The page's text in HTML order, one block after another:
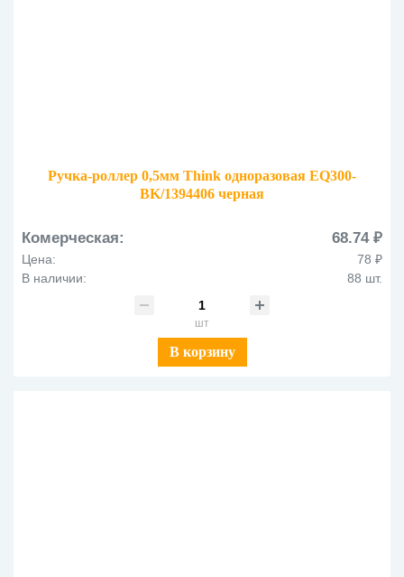
Ручка-роллер 0,5мм Think одноразовая EQ300-
BK/1394406 черная
Комерческая: 68.74 ₽
Цена:
78 ₽
В наличии:
88 шт.
шт
В корзину